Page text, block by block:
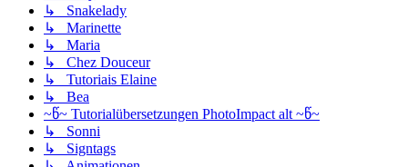
↳ Snakelady
↳ Marinette
↳ Maria
↳ Chez Douceur
↳ Tutoriais Elaine
↳ Bea
~წ~ Tutorialübersetzungen PhotoImpact alt ~წ~
↳ Sonni
↳ Signtags